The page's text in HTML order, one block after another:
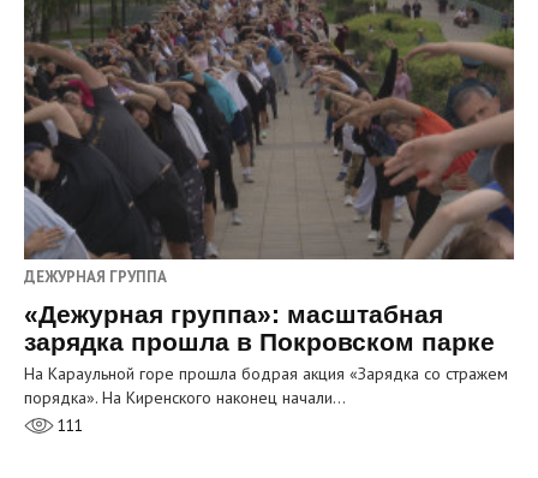
ДЕЖУРНАЯ ГРУППА
«Дежурная группа»: масштабная
зарядка прошла в Покровском парке
На Караульной горе прошла бодрая акция «Зарядка со стражем
порядка». На Киренского наконец начали…
111